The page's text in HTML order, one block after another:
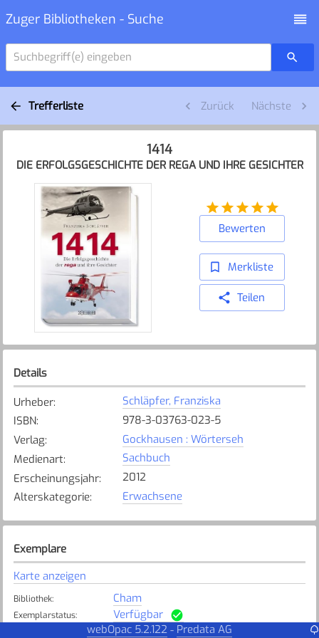
Zuger Bibliotheken - Suche
Suchbegriff(e) eingeben
Trefferliste Zurück Nächste
1414
DIE ERFOLGSGESCHICHTE DER REGA UND IHRE GESICHTER
Bewerten
Merkliste
Teilen
Details
Urheber:
Schläpfer, Franziska
ISBN:
978-3-03763-023-5
Verlag:
Gockhausen : Wörterseh
Medienart:
Sachbuch
Erscheinungsjahr:
2012
Alterskategorie: Erwachsene
Exemplare
Karte anzeigen
Bibliothek: Cham
Exemplarstatus: Verfügbar
webOpac 5.2.122 - Predata AG